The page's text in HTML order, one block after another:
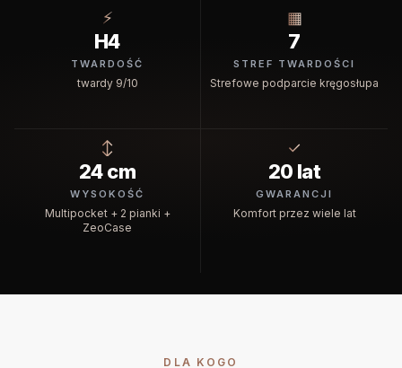
⚡
H4
TWARDOŚĆ
twardy 9/10
▦
7
STREF TWARDOŚCI
Strefowe podparcie kręgosłupa
↕
24 cm
WYSOKOŚĆ
Multipocket + 2 pianki +
ZeoCase
✓
20 lat
GWARANCJI
Komfort przez wiele lat
DLA KOGO